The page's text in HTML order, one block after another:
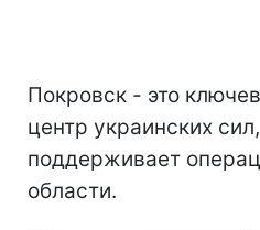
Покровск - это
центр украинских
поддерживает
области.